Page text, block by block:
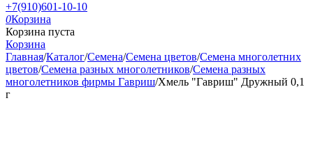
+7(910)601-10-10
0Корзина
Корзина пуста
Корзина
Главная/Каталог/Семена/Семена цветов/Семена многолетних
цветов/Семена разных многолетников/Семена разных
многолетников фирмы Гавриш/Хмель "Гавриш" Дружный 0,1
г